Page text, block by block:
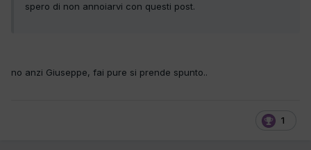
spero di non annoiarvi con questi post.
no anzi Giuseppe, fai pure si prende spunto..
1